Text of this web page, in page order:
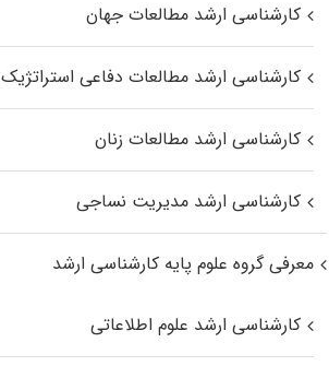
کارشناسی ارشد مطالعات جهان
کارشناسی ارشد مطالعات دفاعی استراتژیک
کارشناسی ارشد مطالعات زنان
کارشناسی ارشد مدیریت نساجی
معرفی گروه علوم پایه کارشناسی ارشد
کارشناسی ارشد علوم اطلاعاتی